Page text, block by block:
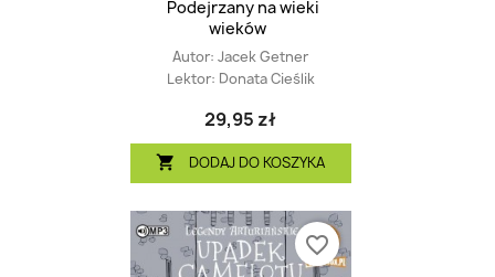
Podejrzany na wieki
wieków
Autor: Jacek Getner
Lektor: Donata Cieślik
29,95 zł
 DODAJ DO KOSZYKA
favorite_border